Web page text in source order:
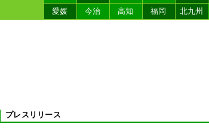
愛媛
今治 高知 福岡 北九州
プレスリリース